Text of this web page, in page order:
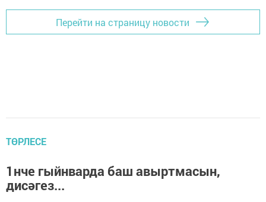
Перейти на страницу новости
ТӨРЛЕСЕ
1нче гыйнварда баш авыртмасын,
дисәгез...